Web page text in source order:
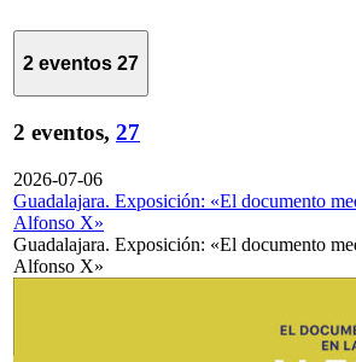
2 eventos 27
2 eventos, 27
2026-07-06
Guadalajara. Exposición: «El documento
Alfonso X»
Guadalajara. Exposición: «El documento
Alfonso X»